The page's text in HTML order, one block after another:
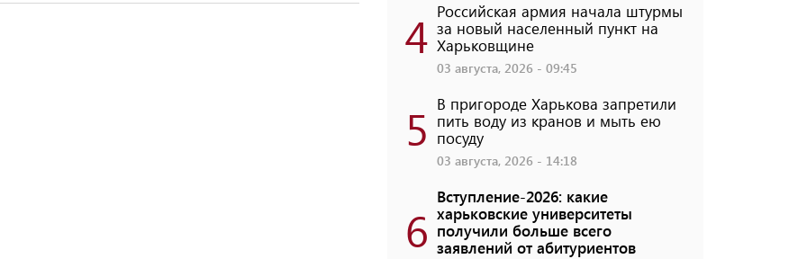
4 Российская армия начала штурмы
за новый населенный пункт на
Харьковщине
03 августа, 2026 - 09:45
5 В пригороде Харькова запретили
пить воду из кранов и мыть ею
посуду
03 августа, 2026 - 14:18
6
Вступление-2026: какие
харьковские университеты
получили больше всего
заявлений от абитуриентов